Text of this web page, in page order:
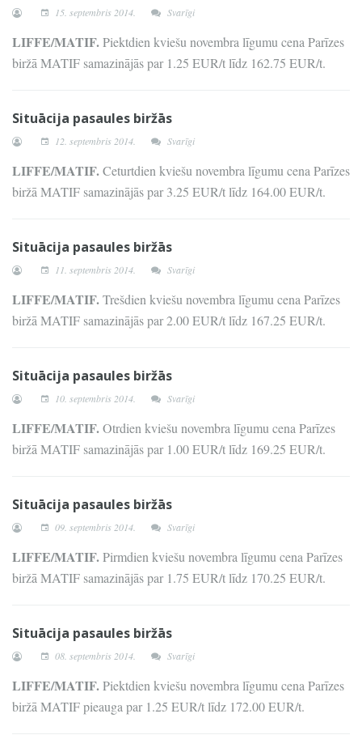
15. septembris 2014. Svarīgi
LIFFE/MATIF.Piektdien kviešu novembra līgumu cena Parīzes
biržā MATIF samazinājās par 1.25 EUR/t līdz 162.75 EUR/t.
Situācija pasaules biržās
12. septembris 2014. Svarīgi
LIFFE/MATIF.Ceturtdien kviešu novembra līgumu cena Parīzes
biržā MATIF samazinājās par 3.25 EUR/t līdz 164.00 EUR/t.
Situācija pasaules biržās
11. septembris 2014. Svarīgi
LIFFE/MATIF.Trešdien kviešu novembra līgumu cena Parīzes
biržā MATIF samazinājās par 2.00 EUR/t līdz 167.25 EUR/t.
Situācija pasaules biržās
10. septembris 2014. Svarīgi
LIFFE/MATIF.Otrdien kviešu novembra līgumu cena Parīzes
biržā MATIF samazinājās par 1.00 EUR/t līdz 169.25 EUR/t.
Situācija pasaules biržās
09. septembris 2014. Svarīgi
LIFFE/MATIF.Pirmdien kviešu novembra līgumu cena Parīzes
biržā MATIF samazinājās par 1.75 EUR/t līdz 170.25 EUR/t.
Situācija pasaules biržās
08. septembris 2014. Svarīgi
LIFFE/MATIF.Piektdien kviešu novembra līgumu cena Parīzes
biržā MATIF pieauga par 1.25 EUR/t līdz 172.00 EUR/t.